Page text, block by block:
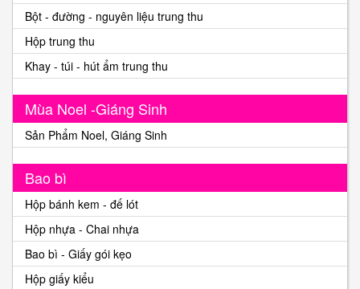
Bột - đường - nguyên liệu trung thu
Hộp trung thu
Khay - túi - hút ẩm trung thu
Mùa Noel -Giáng Sinh
Sản Phẩm Noel, Giáng Sinh
Bao bì
Hộp bánh kem - đế lót
Hộp nhựa - Chai nhựa
Bao bì - Giấy gói kẹo
Hộp giấy kiểu